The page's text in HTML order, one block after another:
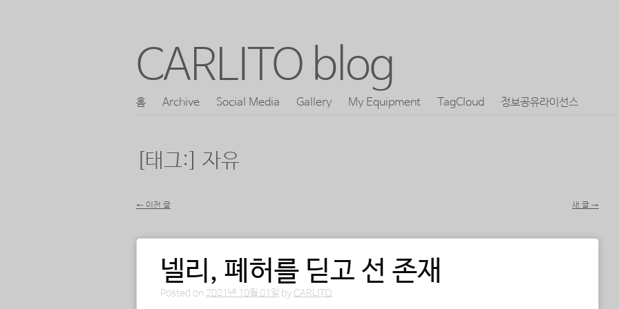
CARLITO blog
콘
로
로
홈 Archive Social Media Gallery My Equipment TagCloud 정보공유라이선스
[태그:] 자유
포스트 내비게이션
← 이전 글 새 글 →
넬리, 폐허를 딛고 선 존재
Posted on 2021년 10월 01일 by CARLITO